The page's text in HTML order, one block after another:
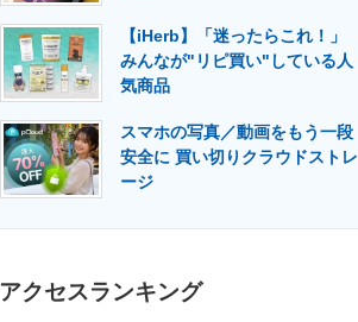
【iHerb】「迷ったらこれ！」
みんなが"リピ買い"している人
気商品
スマホの写真／動画をもう一段
安全に 買い切りクラウドストレ
ージ
アクセスランキング